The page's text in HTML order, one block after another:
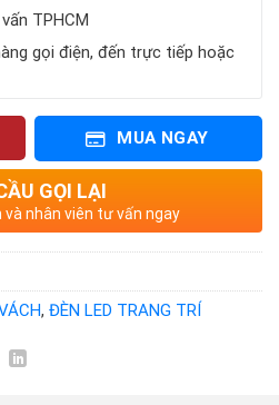
TPHCM
gọi điện, đến trực tiếp hoặc
MUA NGAY
GỌI LẠI
và nhân viên tư vấn ngay
, ĐÈN LED TRANG TRÍ